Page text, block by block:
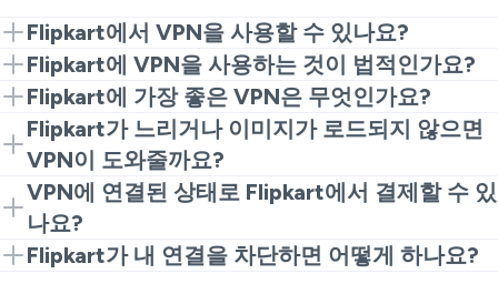
Flipkart에서 VPN을 사용할 수 있나요?
네. VeePN을 설치하고 가까운 서버에 연결한 다음 앱이
나 웹사이트를 여세요. 이것이 비공개로 안정적인 경로
를 얻는 간단한 방법입니다.
Flipkart에 VPN을 사용하는 것이 법적인가요?
많은 장소에서 그렇습니다. VPN은 공용 네트워크에서
의 개인 정보를 보호합니다. 현지 규칙을 확인하고
Flipkart의 약관을 따르세요.
Flipkart에 가장 좋은 VPN은 무엇인가요?
빠른 서버, 현대적인 프로토콜, 명확한 No Logs 정책을
선택하세요. 많은 쇼핑객이 VeePN을 Flipkart 최고의
VPN으로 선택하여 신뢰성 있는 체크아웃을 제공합니
다.
Flipkart가 느리거나 이미지가 로드되지 않으면
VPN이 도와줄까요?
그럴 수 있습니다. 깨끗한 경로는 혼잡하거나 필터링된
Wi-Fi에서 타임아웃 문제를 종종 해결합니다. 가까운 서
버를 시도하거나 앱에서 프로토콜을 전환해보세요.
VPN에 연결된 상태로 Flipkart에서 결제할 수 있
나요?
보통 가능합니다. 결제 페이지에서 추가 인증을 요구하
Flipkart가 내 연결을 차단하면 어떻게 하나요?